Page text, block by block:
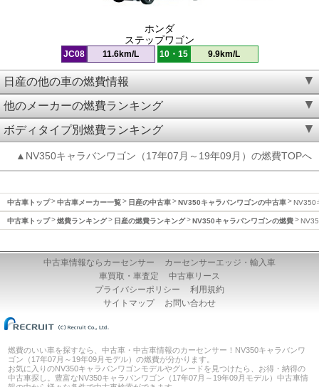
ホンダ
ステップワゴン
JC08 11.6km/L 10・15 9.9km/L
日産の他の車の燃費情報
他のメーカーの燃費ランキング
ボディタイプ別燃費ランキング
▲NV350キャラバンワゴン（17年07月～19年09月）の燃費TOPへ
中古車トップ 中古車メーカー一覧 日産の中古車 NV350キャラバンワゴンの中古車 NV350
中古車トップ 燃費ランキング 日産の燃費ランキング NV350キャラバンワゴンの燃費
中古車情報ならカーセンサー
カーセンサーエッジ・輸入車
車買取・車査定
中古車リース
プライバシーポリシー
利用規約
サイトマップ
お問い合わせ
燃費のいい車を探すなら、中古車・中古車情報のカーセンサー！NV350キャラバンワ
ゴン（17年07月～19年09月モデル）の燃費が分かります。
お気に入りのNV350キャラバンワゴンモデルやグレードを見つけたら、お得・納得の
中古車探し。豊富なNV350キャラバンワゴン（17年07月～19年09月モデル）中古車情